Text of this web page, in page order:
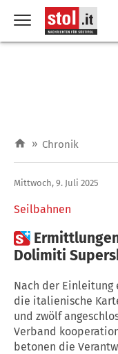
» Chronik
Seilbahnen
Mittwoch, 9. Juli 2025

Dolimiti
Nach der Einleitung
die italienische
und zwölf
Verband
betonen die